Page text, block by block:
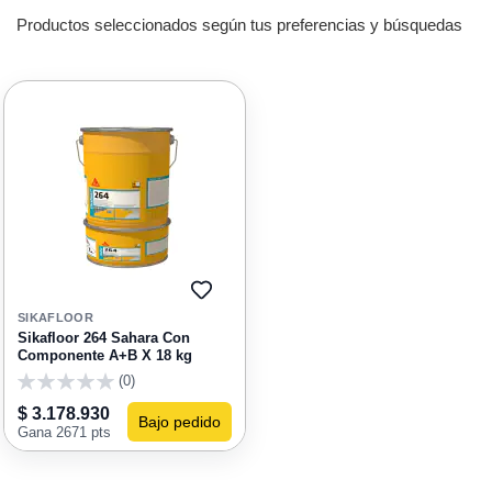
Productos seleccionados según tus preferencias y búsquedas
AGREGAR
SIKAFLOOR
Sikafloor 264 Sahara Con
Componente A+B X 18 kg
(0)
$ 3.178.930
Gana 2671 pts
Bajo pedido